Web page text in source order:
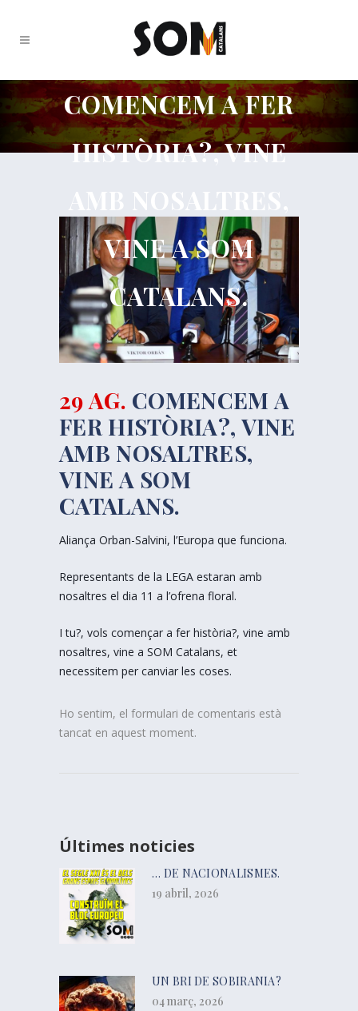
COMENCEM A FER
HISTÒRIA?, VINE
VINE A SOM
CATALANS.
29 AG. COMENCEM A
FER HISTÒRIA?, VINE
AMB NOSALTRES,
VINE A SOM
CATALANS.
Aliança Orban-Salvini, l’Europa que funciona.
Representants de la LEGA estaran amb
nosaltres el dia 11 a l’ofrena floral.
I tu?, vols començar a fer història?, vine amb
nosaltres, vine a SOM Catalans, et
necessitem per canviar les coses.
Ho sentim, el formulari de comentaris està
tancat en aquest moment.
Últimes noticies
… DE NACIONALISMES.
19 abril, 2026
UN BRI DE SOBIRANIA?
04 març, 2026